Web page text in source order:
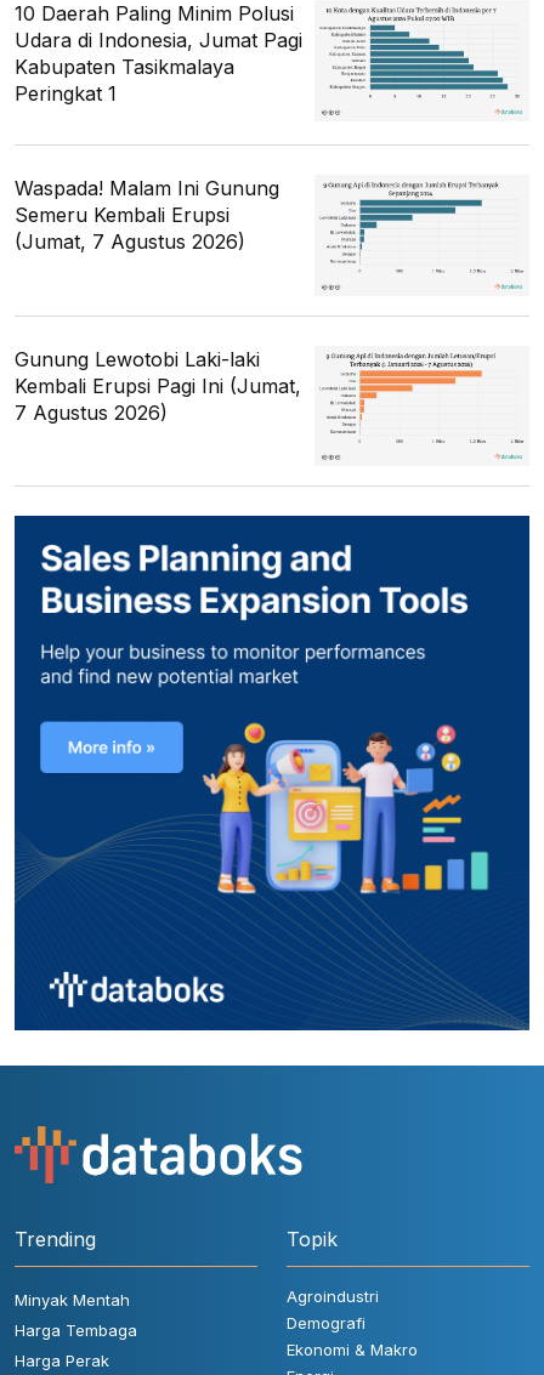
10 Daerah Paling Minim Polusi
Udara di Indonesia, Jumat Pagi
Kabupaten Tasikmalaya
Peringkat 1
Waspada! Malam Ini Gunung
Semeru Kembali Erupsi
(Jumat, 7 Agustus 2026)
Gunung Lewotobi Laki-laki
Kembali Erupsi Pagi Ini (Jumat,
7 Agustus 2026)
Trending
Minyak Mentah
Harga Tembaga
Harga Perak
Topik
Agroindustri
Demografi
Ekonomi & Makro